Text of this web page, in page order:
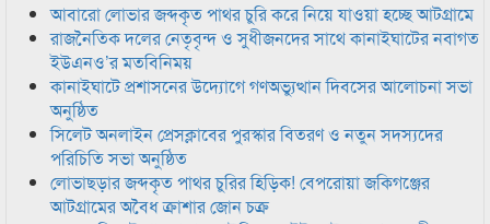
আবারো লোভার জব্দকৃত পাথর চুরি করে নিয়ে যাওয়া হচ্ছে আটগ্রামে
রাজনৈতিক দলের নেতৃবৃন্দ ও সুধীজনদের সাথে কানাইঘাটের নবাগত
ইউএনও’র মতবিনিময়
কানাইঘাটে প্রশাসনের উদ্যোগে গণঅভ্যুত্থান দিবসের আলোচনা সভা
অনুষ্ঠিত
সিলেট অনলাইন প্রেসক্লাবের পুরস্কার বিতরণ ও নতুন সদস্যদের
পরিচিতি সভা অনুষ্ঠিত
লোভাছড়ার জব্দকৃত পাথর চুরির হিড়িক! বেপরোয়া জকিগঞ্জের
আটগ্রামের অবৈধ ক্রাশার জোন চক্র